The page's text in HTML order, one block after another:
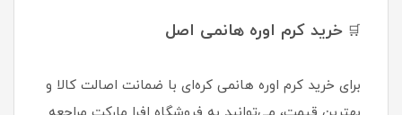
🛒 خرید کرم اوره هانمی اصل
برای خرید کرم اوره هانمی کره‌ای با ضمانت اصالت کالا و